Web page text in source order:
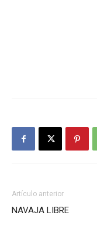
Artículo anterior
NAVAJA LIBRE